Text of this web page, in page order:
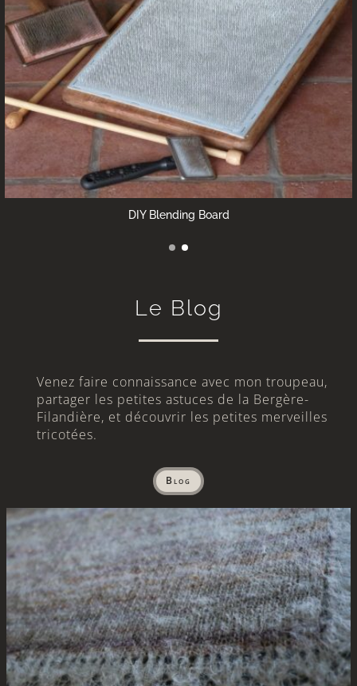
DIY Blending Board
Le Blog
Venez faire connaissance avec mon troupeau,
partager les petites astuces de la Bergère-
Filandière, et découvrir les petites merveilles
tricotées.
Blog